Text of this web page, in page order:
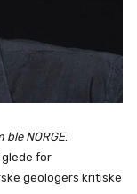
ble NORGE.
for
geologers kritiske